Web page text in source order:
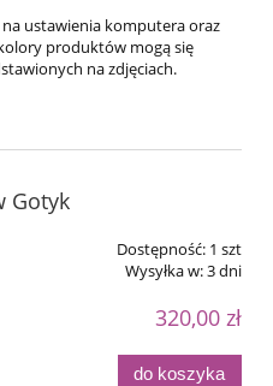
ustawienia komputera oraz
produktów mogą się
na zdjęciach.
Gotyk
Dostępność: 1 szt
Wysyłka w:3 dni
320,00 zł
do koszyka